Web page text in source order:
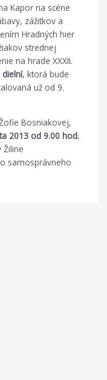
Kapor na scéne
zážitkov a
Hradných hier
strednej
na hrade XXXII.
dielní, ktorá bude
už od 9.
Bosniakovej,
2013 od 9.00 hod.
Žiline
samosprávneho